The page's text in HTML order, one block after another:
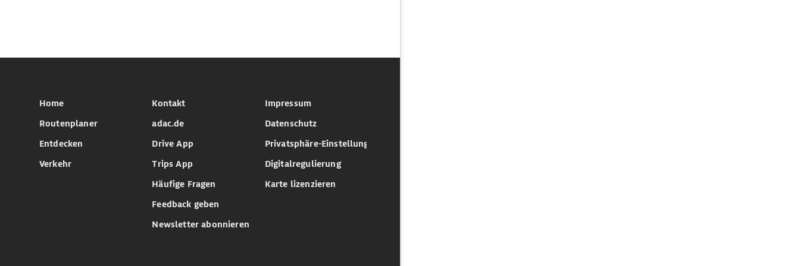
Home
Routenplaner
Entdecken
Verkehr
Kontakt
adac.de
Drive App
Trips App
Häufige Fragen
Feedback geben
Newsletter abonnieren
Impressum
Datenschutz
Privatsphäre-Einstellungen
Digitalregulierung
Karte lizenzieren